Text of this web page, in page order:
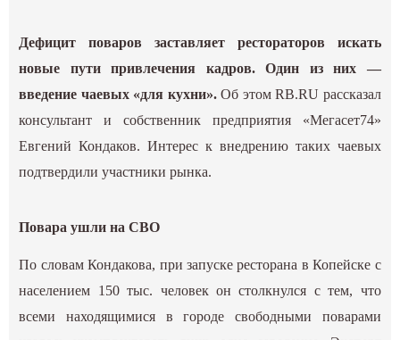
Дефицит поваров заставляет рестораторов искать
новые пути привлечения кадров. Один из них —
введение чаевых «для кухни».Об этом RB.RU рассказал
консультант и собственник предприятия «Мегасет74»
Евгений Кондаков. Интерес к внедрению таких чаевых
подтвердили участники рынка.
Повара ушли на СВО
По словам Кондакова, при запуске ресторана в Копейске с
населением 150 тыс. человек он столкнулся с тем, что
всеми находящимися в городе свободными поварами